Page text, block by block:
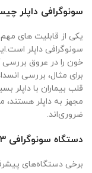
سونوگرافی داپلر
یکی از قابلیت های
سونوگرافی داپلر
خون را در عروق بررسی
برای مثال، بررسی
قلب بیماران با داپلر
مجهز به داپلر هستند،
ضروری‌اند.
دستگاه سونوگرافی ۳
برخی دستگاه‌های